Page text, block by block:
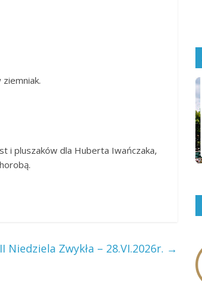
i pluszaków dla Huberta Iwańczaka,
Niedziela Zwykła – 28.VI.2026r. →